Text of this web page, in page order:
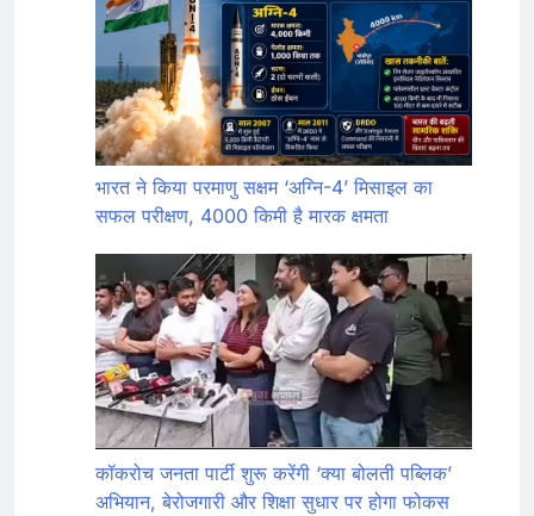
भारत ने किया परमाणु सक्षम ‘अग्नि-4’ मिसाइल का
सफल परीक्षण, 4000 किमी है मारक क्षमता
कॉकरोच जनता पार्टी शुरू करेंगी ‘क्या बोलती पब्लिक’
अभियान, बेरोजगारी और शिक्षा सुधार पर होगा फोकस